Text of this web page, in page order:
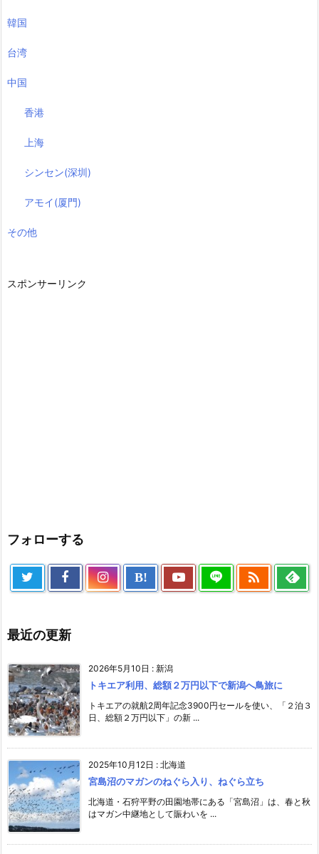
韓国
台湾
中国
香港
上海
シンセン(深圳)
アモイ(厦門)
その他
スポンサーリンク
フォローする
B! 
最近の更新
2026年5月10日 : 新潟
トキエア利用、総額２万円以下で新潟へ鳥旅に
トキエアの就航2周年記念3900円セールを使い、「２泊３
日、総額２万円以下」の新 ...
2025年10月12日 : 北海道
宮島沼のマガンのねぐら入り、ねぐら立ち
北海道・石狩平野の田園地帯にある「宮島沼」は、春と秋
はマガン中継地として賑わいを ...